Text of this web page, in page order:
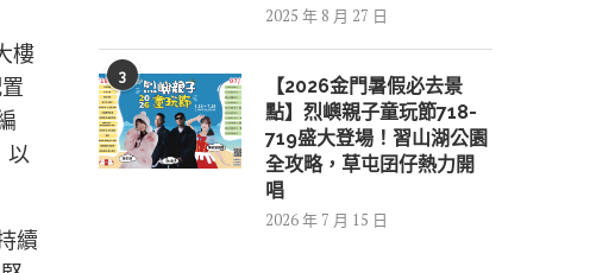
樓
以
續
2025 年 8 月 27 日
3
【2026金門暑假必去景
點】烈嶼親子童玩節718-
719盛大登場！習山湖公園
全攻略，草屯囝仔熱力開
唱
2026 年 7 月 15 日